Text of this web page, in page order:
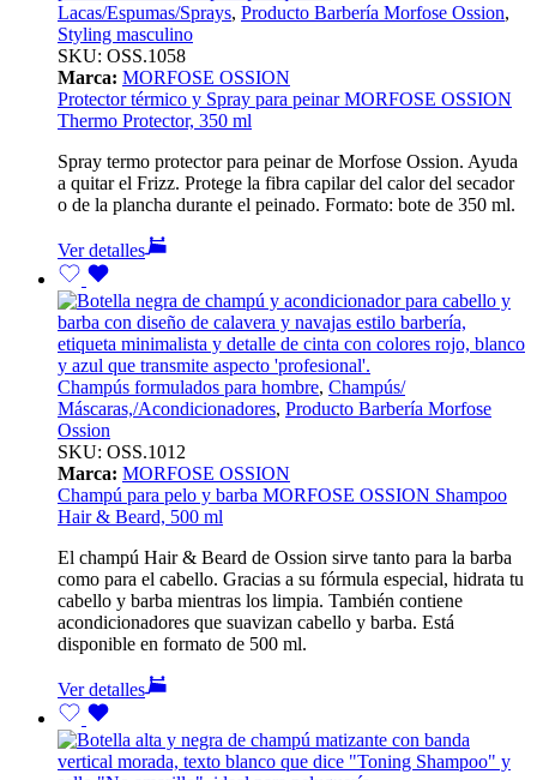
Lacas/Espumas/Sprays, Producto Barbería Morfose Ossion,
Styling masculino
SKU: OSS.1058
Marca: MORFOSE OSSION
Protector térmico y Spray para peinar MORFOSE OSSION
Thermo Protector, 350 ml
Spray termo protector para peinar de Morfose Ossion. Ayuda
a quitar el Frizz. Protege la fibra capilar del calor del secador
o de la plancha durante el peinado. Formato: bote de 350 ml.
Ver detalles
Champús formulados para hombre, Champús/
Máscaras,/Acondicionadores, Producto Barbería Morfose
Ossion
SKU: OSS.1012
Marca: MORFOSE OSSION
Champú para pelo y barba MORFOSE OSSION Shampoo
Hair & Beard, 500 ml
El champú Hair & Beard de Ossion sirve tanto para la barba
como para el cabello. Gracias a su fórmula especial, hidrata tu
cabello y barba mientras los limpia. También contiene
acondicionadores que suavizan cabello y barba. Está
disponible en formato de 500 ml.
Ver detalles